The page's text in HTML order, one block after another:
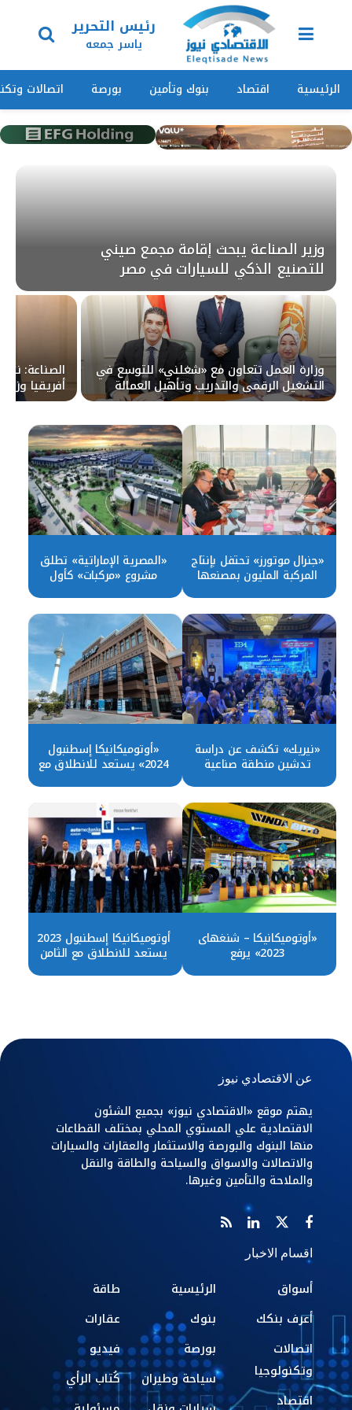
رئيس التحرير
ياسر جمعه
الرئيسية اقتصاد بنوك وتأمين بورصة اتصالات
وزير الصناعة يبحث إقامة مجمع صيني
للتصنيع الذكي للسيارات في مصر
وزارة العمل تتعاون مع «شغلني» للتوسع في
التشغيل الرقمي والتدريب وتأهيل العمالة
للأسواق المحلية والخارجية
الصناعة:
أفريقيا
«جنرال موتورز» تحتفل بإنتاج
المركبة المليون بمصنعها
«المصرية الإماراتية» تطلق
مشروع «مركبات» كأول
«نيريك» تكشف عن دراسة
تدشين منطقة صناعية
«أوتوميكانيكا إسطنبول
2024» يستعد للانطلاق مع
«أوتوميكانيكا – شنغهاى
2023» يرفع
أوتوميكانيكا إسطنبول 2023
يستعد للانطلاق مع الثامن
عن الاقتصادي نيوز
يهتم موقع «الاقتصادي نيوز» بجميع الشئون
الاقتصادية علي المستوي المحلي بمختلف القطاعات
منها البنوك والبورصة والاستثمار والعقارات والسيارات
والاتصالات والاسواق والسياحة والطاقة والنقل
والملاحة والتأمين وغيرها.
اقسام الاخبار
أسواق
أعرف بنكك
اتصالات
وتكنولوجيا
اقتصاد
الرئيسية
بنوك
بورصة
سياحة وطيران
طاقة
عقارات
فيديو
كُتاب الرأي